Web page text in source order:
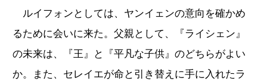
ルイフォンとしては、ヤンイェンの意向を確かめ
るために会いに来た。父親として、『ライシェン』
の未来は、『王』と『平凡な子供』のどちらがよい
か。また、セレイエが命と引き替えに手に入れたラ